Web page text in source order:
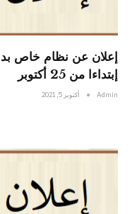
إعلان عن نظام خاص
إبتداءا من 25 أكتوبر
Admin أكتوبر 5, 2021